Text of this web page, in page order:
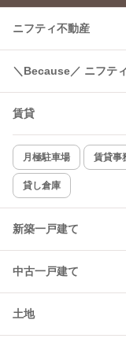
ニフティ不動産
＼Because／ ニフテ
賃貸
月極駐車場 賃貸事
貸し倉庫
新築一戸建て
中古一戸建て
土地